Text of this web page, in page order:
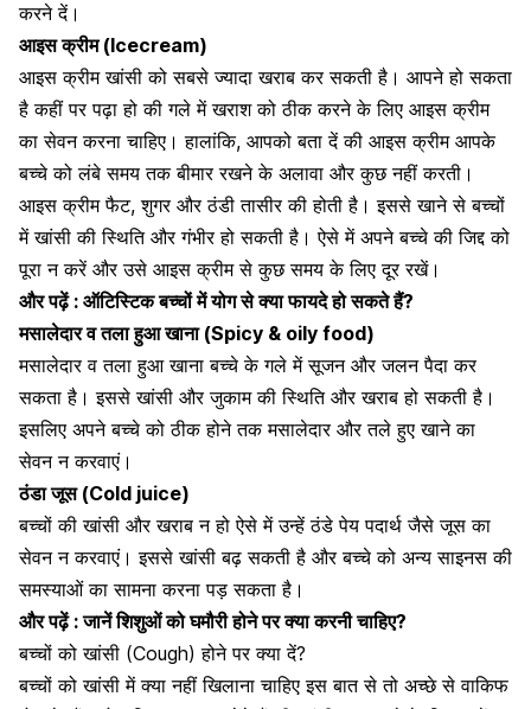
करने दें।
आइस क्रीम (Icecream)
आइस क्रीम खांसी को सबसे ज्यादा खराब कर सकती है। आपने हो सकता
है कहीं पर पढ़ा हो की गले में खराश को ठीक करने के लिए आइस क्रीम
का सेवन करना चाहिए। हालांकि, आपको बता दें की आइस क्रीम आपके
बच्चे को लंबे समय तक बीमार रखने के अलावा और कुछ नहीं करती।
आइस क्रीमफैट, शुगर और ठंडी तासीर की होती है। इससे खाने से बच्चों
में खांसी की स्थिति और गंभीर हो सकती है। ऐसे में अपने बच्चे की जिद्द को
पूरा न करें और उसे आइस क्रीम से कुछ समय के लिए दूर रखें।
और पढ़ें : ऑटिस्टिक बच्चों में योग से क्या फायदे हो सकते हैं?
मसालेदार व तला हुआ खाना (Spicy & oily food)
मसालेदार व तला हुआ खाना बच्चे के गले में सूजन और जलन पैदा कर
सकता है। इससे खांसी और जुकाम की स्थिति और खराब हो सकती है।
इसलिए अपने बच्चे को ठीक होने तक मसालेदार और तले हुए खाने का
सेवन न करवाएं।
ठंडा जूस (Cold juice)
बच्चों की खांसी और खराब न हो ऐसे में उन्हें ठंडे पेय पदार्थ जैसे जूस का
सेवन न करवाएं। इससे खांसी बढ़ सकती है और बच्चे को अन्य साइनस की
समस्याओं का सामना करना पड़ सकता है।
और पढ़ें :जानें शिशुओं को घमौरी होने पर क्या करनी चाहिए?
बच्चों को खांसी (Cough) होने पर क्या दें?
बच्चों को खांसी में क्या नहीं खिलाना चाहिए इस बात से तो अच्छे से वाकिफ